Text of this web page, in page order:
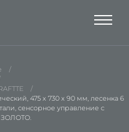
475 х 730 х 90 мм, лесенка 6
сенсорное управление с
ЗОЛОТО.